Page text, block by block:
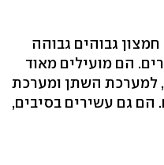
גבוהים גבוהה
הם מועילים מאוד
למערכת השתן ומערכת
הם גם עשירים בסיבים,